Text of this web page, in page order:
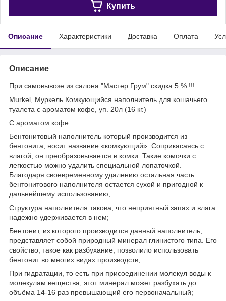
Купить
Описание Характеристики Доставка Оплата
Описание
При самовывозе из салона "Мастер Грум" скидка 5 % !!!
Murkel, Муркель Комкующийся наполнитель для кошачьего
туалета с ароматом кофе, уп. 20л (16 кг.)
С ароматом кофе
Бентонитовый наполнитель который производится из
бентонита, носит название «комкующий». Соприкасаясь с
влагой, он преобразовывается в комки. Такие комочки с
легкостью можно удалить специальной лопаточкой.
Благодаря своевременному удалению остальная часть
бентонитового наполнителя остается сухой и пригодной к
дальнейшему использованию;
Структура наполнителя такова, что неприятный запах и влага
надежно удерживается в нем;
Бентонит, из которого производится данный наполнитель,
представляет собой природный минерал глинистого типа. Его
свойство, такое как разбухание, позволило использовать
бентонит во многих видах производств;
При гидратации, то есть при присоединении молекул воды к
молекулам вещества, этот минерал может разбухать до
объёма 14-16 раз превышающий его первоначальный;